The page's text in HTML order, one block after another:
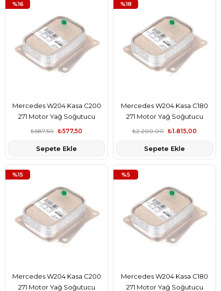
Mercedes W204 Kasa C200
271 Motor Yağ Soğutucu
Radyatörü Bsg Marka
₺577,50
₺687,50
Sepete Ekle
%16
Mercedes W204 Kasa C180
271 Motor Yağ Soğutucu
Radyatörü Pierburg Marka
₺1.815,00
₺2.200,00
Sepete Ekle
%18
Mercedes W204 Kasa C200
271 Motor Yağ Soğutucu
%15
Mercedes W204 Kasa C180
271 Motor Yağ Soğutucu
%5